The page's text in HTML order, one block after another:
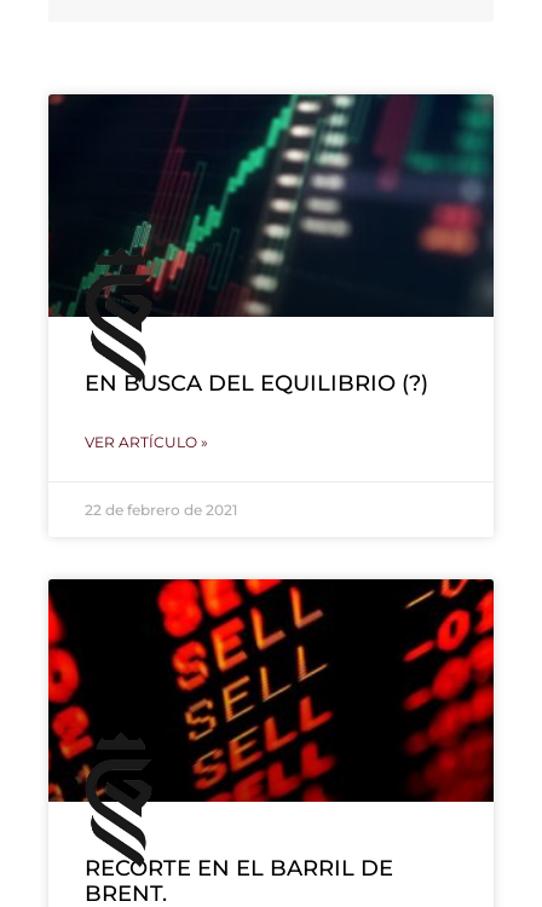
EN BUSCA DEL EQUILIBRIO (?)
VER ARTÍCULO »
22 de febrero de 2021
RECORTE EN EL BARRIL DE
BRENT.